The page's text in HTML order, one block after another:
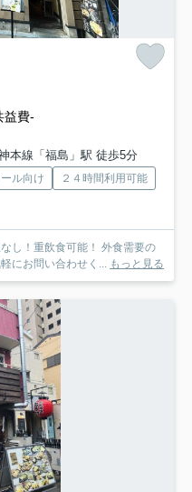
益費-
本線「福島」駅 徒歩5分
ル向け
２４時間利用可能
し！重飲食可能！ 外食需要の
にお問い合わせく... もっと見る